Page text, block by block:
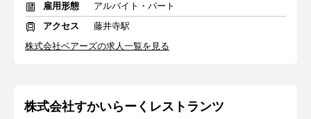
雇用形態
アルバイト・パート
アクセス
藤井寺駅
株式会社ベアーズの求人一覧を見る
株式会社すかいらーくレストランツ